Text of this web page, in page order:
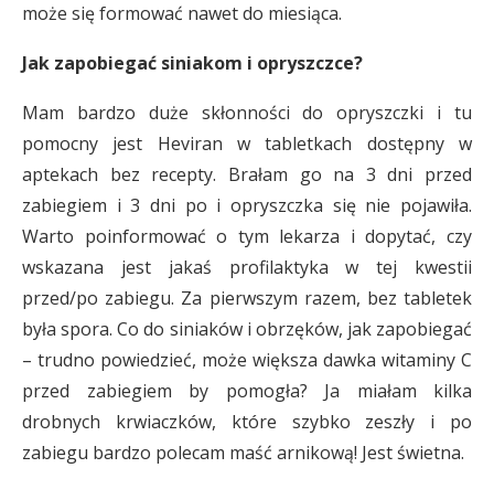
może się formować nawet do miesiąca.
Jak zapobiegać siniakom i opryszczce?
Mam bardzo duże skłonności do opryszczki i tu
pomocny jest Heviran w tabletkach dostępny w
aptekach bez recepty. Brałam go na 3 dni przed
zabiegiem i 3 dni po i opryszczka się nie pojawiła.
Warto poinformować o tym lekarza i dopytać, czy
wskazana jest jakaś profilaktyka w tej kwestii
przed/po zabiegu. Za pierwszym razem, bez tabletek
była spora. Co do siniaków i obrzęków, jak zapobiegać
– trudno powiedzieć, może większa dawka witaminy C
przed zabiegiem by pomogła? Ja miałam kilka
drobnych krwiaczków, które szybko zeszły i po
zabiegu bardzo polecam maść arnikową! Jest świetna.